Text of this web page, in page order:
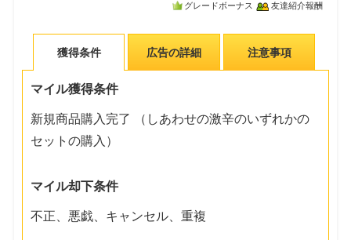
グレードボーナス 友達紹介報酬
獲得条件 広告の詳細 注意事項
マイル獲得条件
新規商品購入完了 （しあわせの激辛のいずれかの
セットの購入）
マイル却下条件
不正、悪戯、キャンセル、重複